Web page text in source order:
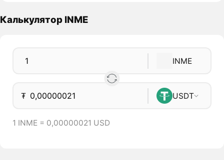
Калькулятор INME
INME
₮ USDT
1 INME = 0,00000021 USD